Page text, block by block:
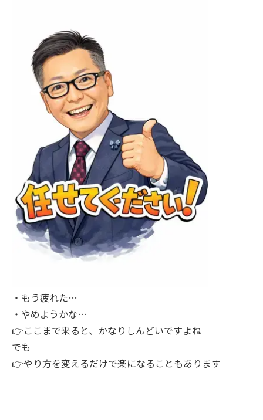
・もう疲れた…
・やめようかな…
👉ここまで来ると、かなりしんどいですよね
でも
👉やり方を変えるだけで楽になることもあります